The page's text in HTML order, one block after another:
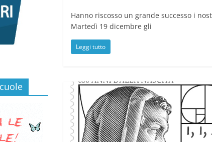
Hanno riscosso un grande successo i
Martedì 19 dicembre gli
Leggi tutto